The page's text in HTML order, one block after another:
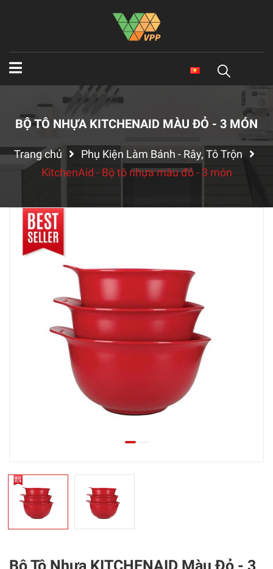
BỘ TÔ NHỰA KITCHENAID MÀU ĐỎ - 3 MÓN
Trang chủ
Phụ Kiện Làm Bánh - Rây, Tô Trộn
KitchenAid - Bộ tô nhựa màu đỏ - 3 món